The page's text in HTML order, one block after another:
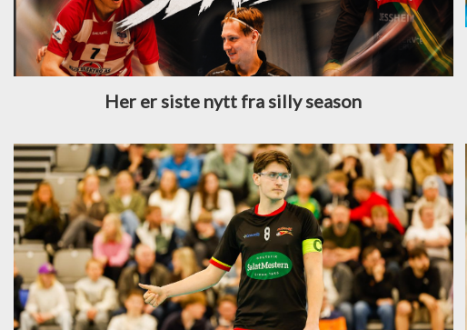
Her er siste nytt fra silly season